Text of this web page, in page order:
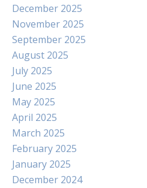
December 2025
November 2025
September 2025
August 2025
July 2025
June 2025
May 2025
April 2025
March 2025
February 2025
January 2025
December 2024